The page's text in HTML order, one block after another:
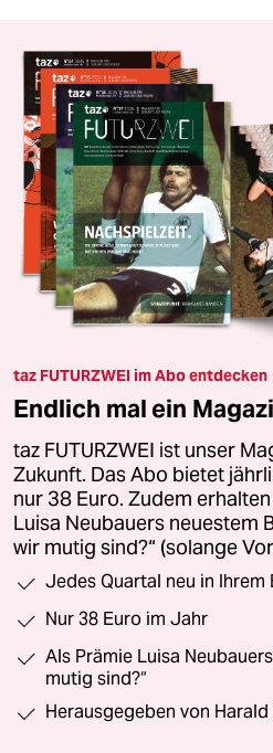
taz FUTURZWEI im Abo entdecken
Endlich mal ein
taz FUTURZWEI ist unser
Zukunft. Das Abo bietet
nur 38 Euro. Zudem
Luisa Neubauers neuestem
wir mutig sind?“ (solange
Jedes Quartal neu in Ihrem
Nur 38 Euro im Jahr
Als Prämie Luisa
mutig sind?“
Herausgegeben von Harald